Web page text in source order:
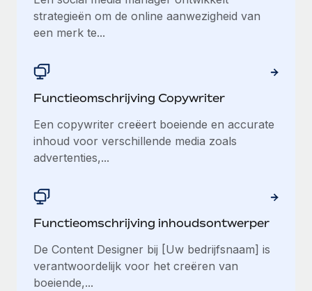
strategieën om de online aanwezigheid van
een merk te...
Functieomschrijving Copywriter
Een copywriter creëert boeiende en accurate
inhoud voor verschillende media zoals
advertenties,...
Functieomschrijving inhoudsontwerper
De Content Designer bij [Uw bedrijfsnaam] is
verantwoordelijk voor het creëren van
boeiende,...